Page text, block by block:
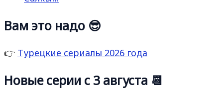
Вам это надо 😎
👉 Турецкие сериалы 2026 года
Новые серии с 3 августа 📆